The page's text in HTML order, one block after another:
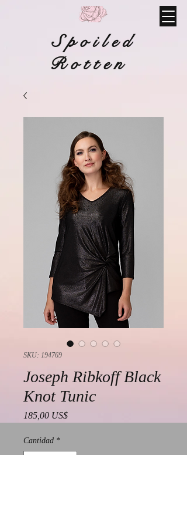
Spoiled
Rotten
SKU: 194769
Joseph Ribkoff Black
Knot Tunic
185,00 US$Precio
Cantidad *